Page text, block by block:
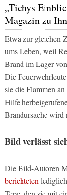
„Tichys
Magazin zu
Etwa zur gleichen
ums Leben, weil
Brand im Lager
Die
sie die Flammen
Hilfe
Brandursache wird
Bildverlässt
DieBild-Autoren
berichteten